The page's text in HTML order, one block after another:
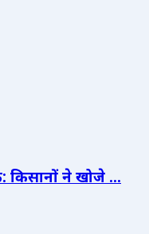
किसानों ने खोजे ...